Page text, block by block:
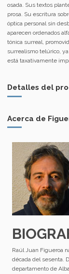
osada. Sus textos
prosa. Su escritura
óptica personal sin
aparecen ordenados
tónica surreal,
surrealismo telúrico,
está taxativamente
Detalles del
Acerca de
Raúl Juan Figueroa
década del sesenta.
departamento de